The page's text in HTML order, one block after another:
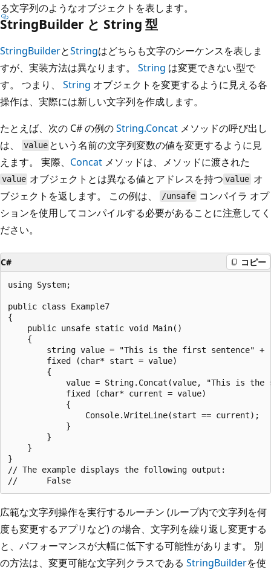
る文字列のようなオブジェクトを表します。
StringBuilder と String 型
StringBuilderとStringはどちらも文字のシーケンスを表しま
すが、実装方法は異なります。 String は変更できない型で
す。 つまり、 String オブジェクトを変更するように見える各
操作は、実際には新しい文字列を作成します。
たとえば、次の C# の例のString.Concat メソッドの呼び出し
は、
value という名前の文字列変数の値を変更するように見
えます。 実際、 Concat メソッドは、メソッドに渡された
value オブジェクトとは異なる値とアドレスを持つvalueオ
ブジェクトを返します。 この例は、
/unsafe コンパイラ オプ
ションを使用してコンパイルする必要があることに注意してく
ださい。
C# コピー
using System;
public class Example7
{
    public unsafe static void Main()
    {
string value = "This is the first sentence" +
        fixed (char* start = value)
        {
value = String.Concat(value, "This is the
            fixed (char* current = value)
            {
                Console.WriteLine(start == current);
            }
        }
    }
}
// The example displays the following output:
広範な文字列操作を実行するルーチン (ループ内で文字列を何
度も変更するアプリなど) の場合、文字列を繰り返し変更する
と、パフォーマンスが大幅に低下する可能性があります。 別
の方法は、変更可能な文字列クラスである StringBuilderを使